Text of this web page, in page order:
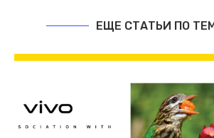
ЕЩЕ СТАТЬИ ПО